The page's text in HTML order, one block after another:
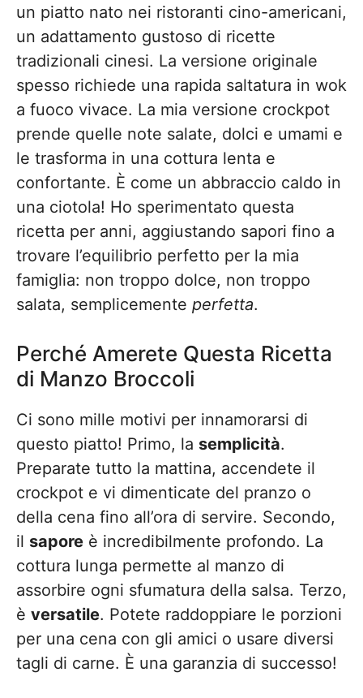
un piatto nato nei ristoranti cino-americani,
un adattamento gustoso di ricette
tradizionali cinesi. La versione originale
spesso richiede una rapida saltatura in wok
a fuoco vivace. La mia versione crockpot
prende quelle note salate, dolci e umami e
le trasforma in una cottura lenta e
confortante. È come un abbraccio caldo in
una ciotola! Ho sperimentato questa
ricetta per anni, aggiustando sapori fino a
trovare l’equilibrio perfetto per la mia
famiglia: non troppo dolce, non troppo
salata, semplicemente perfetta.
Perché Amerete Questa Ricetta
di Manzo Broccoli
Ci sono mille motivi per innamorarsi di
questo piatto! Primo, la semplicità.
Preparate tutto la mattina, accendete il
crockpot e vi dimenticate del pranzo o
della cena fino all’ora di servire. Secondo,
il sapore è incredibilmente profondo. La
cottura lunga permette al manzo di
assorbire ogni sfumatura della salsa. Terzo,
è versatile. Potete raddoppiare le porzioni
per una cena con gli amici o usare diversi
tagli di carne. È una garanzia di successo!